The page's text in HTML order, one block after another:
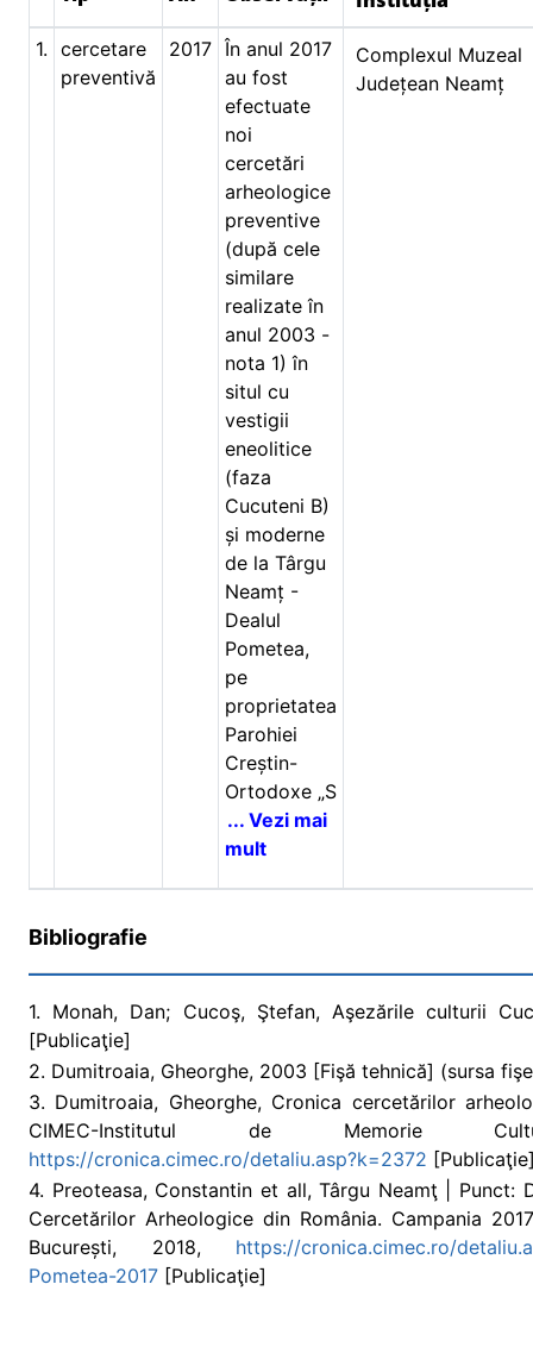
1. cercetare
preventivă
2017 În anul 2017
au fost
efectuate
noi
cercetări
arheologice
preventive
(după cele
similare
realizate în
anul 2003 -
nota 1) în
situl cu
vestigii
eneolitice
(faza
Cucuteni B)
și moderne
de la Târgu
Neamț -
Dealul
Pometea,
pe
proprietatea
Parohiei
Creștin-
Ortodoxe „S
... Vezi mai
mult
Complexul Muzeal
Județean Neamț
Bibliografie
1. Monah, Dan; Cucoş, Ştefan, Aşezările culturii
[Publicaţie]
2. Dumitroaia, Gheorghe, 2003 [Fişă tehnică] (sursa
3. Dumitroaia, Gheorghe, Cronica cercetărilor
CIMEC-Institutul de Memorie
https://cronica.cimec.ro/detaliu.asp?k=2372
4. Preoteasa, Constantin et all, Târgu Neamţ | Punct:
Cercetărilor Arheologice din România. Campania
București, 2018, https://cronica.cimec.ro/
Pometea-2017 [Publicaţie]